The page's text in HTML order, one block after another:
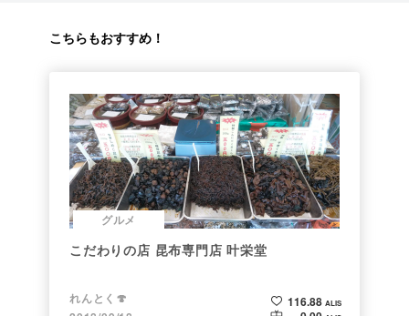
こちらもおすすめ！
グルメ
こだわりの店 昆布専門店 叶栄堂
れんとく🍄
116.88 ALIS